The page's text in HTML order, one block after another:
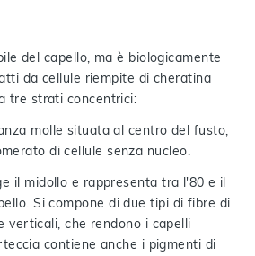
del capello, ma è biologicamente
da cellule riempite di cheratina
tre strati concentrici:
molle situata al centro del fusto,
di cellule senza nucleo.
il midollo e rappresenta tra l'80 e il
Si compone di due tipi di fibre di
verticali, che rendono i capelli
contiene anche i pigmenti di